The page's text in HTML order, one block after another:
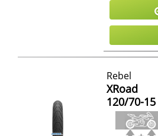
Rebel
XRoad
120/70-15